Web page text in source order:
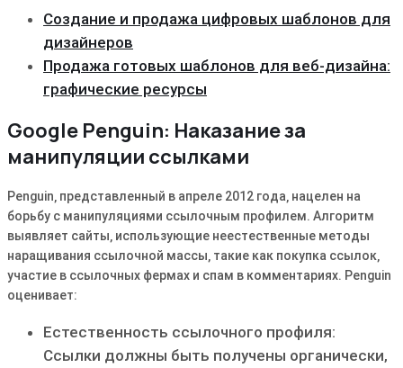
Создание и продажа цифровых шаблонов для
дизайнеров
Продажа готовых шаблонов для веб-дизайна:
графические ресурсы
Google Penguin: Наказание за
манипуляции ссылками
Penguin‚ представленный в апреле 2012 года‚ нацелен на
борьбу с манипуляциями ссылочным профилем․ Алгоритм
выявляет сайты‚ использующие неестественные методы
наращивания ссылочной массы‚ такие как покупка ссылок‚
участие в ссылочных фермах и спам в комментариях․ Penguin
оценивает:
Естественность ссылочного профиля:
Ссылки должны быть получены органически‚